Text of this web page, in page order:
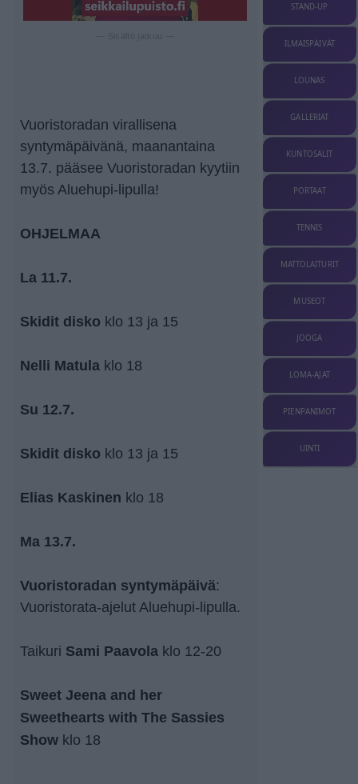
Vuoristoradan virallisena
syntymäpäivänä, maanantaina
13.7. pääsee Vuoristoradan kyytiin
myös Aluehupi-lipulla!
OHJELMAA
La 11.7.
Skidit disko klo 13 ja 15
Nelli Matula klo 18
Su 12.7.
Skidit disko klo 13 ja 15
Elias Kaskinen klo 18
Ma 13.7.
Vuoristoradan syntymäpäivä:
Vuoristorata-ajelut Aluehupi-lipulla.
Taikuri Sami Paavola klo 12-20
Sweet Jeena and her
Sweethearts with The Sassies
Show klo 18
STAND-UP
ILMAISPÄIVÄT
LOUNAS
GALLERIAT
KUNTOSALIT
PORTAAT
TENNIS
MATTOLAITURIT
MUSEOT
JOOGA
LOMA-AJAT
PIENPANIMOT
UINTI